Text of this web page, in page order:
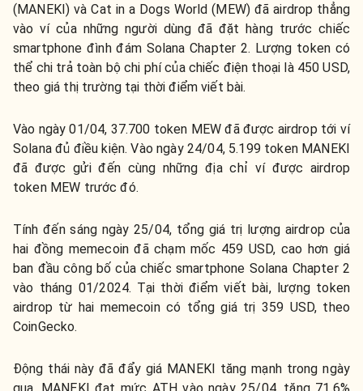
(MANEKI) và Cat in a Dogs World (MEW) đã airdrop thẳng
vào ví của những người dùng đã đặt hàng trước chiếc
smartphone đình đám Solana Chapter 2. Lượng token có
thể chi trả toàn bộ chi phí của chiếc điện thoại là 450 USD,
theo giá thị trường tại thời điểm viết bài.
Vào ngày 01/04, 37.700 token MEW đã được airdrop tới ví
Solana đủ điều kiện. Vào ngày 24/04, 5.199 token MANEKI
đã được gửi đến cùng những địa chỉ ví được airdrop
token MEW trước đó.
Tính đến sáng ngày 25/04, tổng giá trị lượng airdrop của
hai đồng memecoin đã chạm mốc 459 USD, cao hơn giá
ban đầu công bố của chiếc smartphone Solana Chapter 2
vào tháng 01/2024. Tại thời điểm viết bài, lượng token
airdrop từ hai memecoin có tổng giá trị 359 USD, theo
CoinGecko.
Động thái này đã đẩy giá MANEKI tăng mạnh trong ngày